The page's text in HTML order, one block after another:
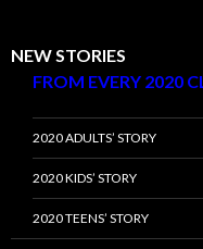
NEW STORIES
FROM EVERY 2020
2020 ADULTS’ STORY
2020 KIDS’ STORY
2020 TEENS’ STORY